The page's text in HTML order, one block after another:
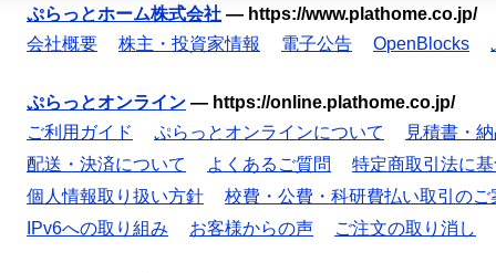
ぷらっとホーム株式会社 — https://www.plathome.co.jp/
会社概要
株主・投資家情報 電子公告 OpenBlocks
ぷらっとオンライン — https://online.plathome.co.jp/
ご利用ガイド
ぷらっとオンラインについて
見積書・
配送・決済について
よくあるご質問
特定商取引法に
個人情報取り扱い方針
校費・公費・科研費払い取引のご
IPv6への取り組み
お客様からの声 ご注文の取り消し